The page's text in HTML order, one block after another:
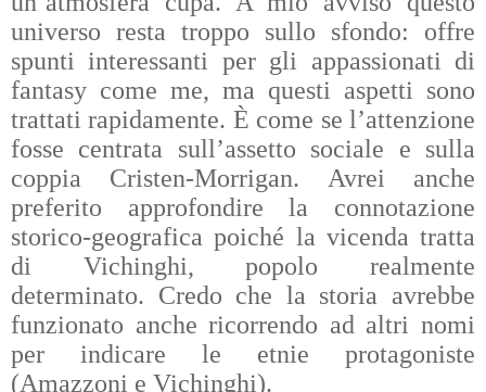
universo resta troppo sullo sfondo: offre
spunti interessanti per gli appassionati di
fantasy come me, ma questi aspetti sono
trattati rapidamente. È come se l’attenzione
fosse centrata sull’assetto sociale e sulla
coppia Cristen-Morrigan. Avrei anche
preferito approfondire la connotazione
storico-geografica poiché la vicenda tratta
di Vichinghi, popolo realmente
determinato. Credo che la storia avrebbe
funzionato anche ricorrendo ad altri nomi
per indicare le etnie protagoniste
(Amazzoni e Vichinghi).